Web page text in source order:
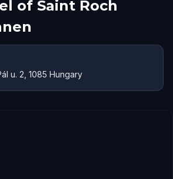
of Saint Roch
u. 2, 1085 Hungary